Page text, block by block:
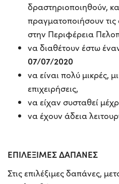
δραστηριοποιηθούν,
πραγματοποιήσουν τις
στην Περιφέρεια
να διαθέτουν έστω
07/07/2020
να είναι πολύ μικρές,
επιχειρήσεις,
να είχαν συσταθεί
να έχουν άδεια
ΕΠΙΛΕΞΙΜΕΣ ΔΑΠΑΝΕΣ
Στις επιλέξιμες δαπάνες,